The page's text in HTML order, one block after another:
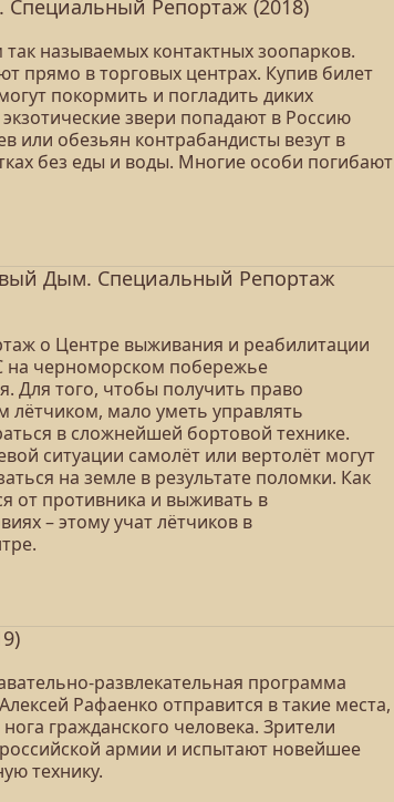
Репортаж (2018)
называемых контактных зоопарков.
прямо в торговых центрах. Купив билет
покормить и погладить диких
звери попадают в Россию
или обезьян контрабандисты везут в
без еды и воды. Многие особи погибают
Дым. Специальный Репортаж
о Центре выживания и реабилитации
на черноморском побережье
Для того, чтобы получить право
лётчиком, мало уметь управлять
в сложнейшей бортовой технике.
ситуации самолёт или вертолёт могут
на земле в результате поломки. Как
от противника и выживать в
– этому учат лётчиков в
развлекательная программа
Рафаенко отправится в такие места,
гражданского человека. Зрители
армии и испытают новейшее
технику.